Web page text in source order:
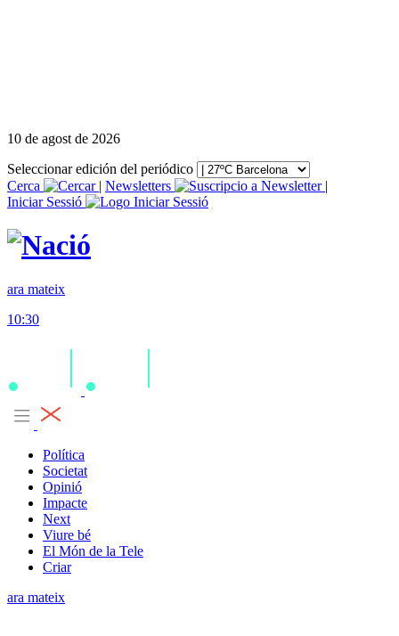
10 de agost de 2026
Seleccionar edición del periódico
Cerca
| Newsletters
|
Iniciar Sessió
ara mateix
10:30
Política
Societat
Opinió
Impacte
Next
Viure bé
El Món de la Tele
Criar
ara mateix